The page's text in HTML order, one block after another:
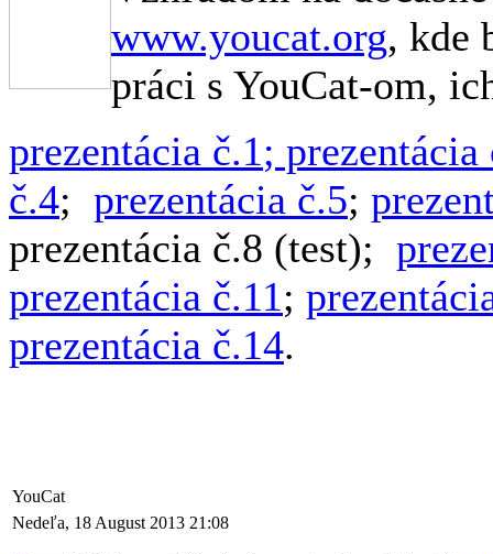
www.youcat.org, kde
práci s YouCat-om,
prezentácia č.1; prezentácia
č.4; prezentácia č.5;
prezentácia č.8 (test);
prezentácia č.11;
prezentácia č.14.
YouCat
Nedeľa, 18 August 2013 21:08